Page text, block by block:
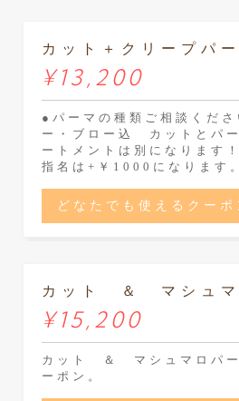
カット＋クリープパー
¥13,200
●パーマの種類ご相談くだ
ー・ブロー込 カットとパ
ートメントは別になります
指名は+￥1000になります。
どなたでも使えるクーポ
カット ＆ マシュマ
¥15,200
カット ＆ マシュマロパ
ーポン。